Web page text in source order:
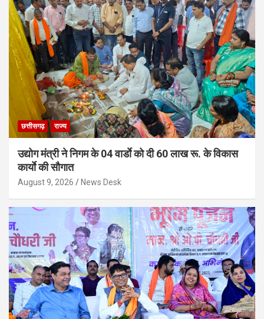
छत्तीसगढ़ राज्य
उद्योग मंत्री ने निगम के 04 वार्डाे को दी 60 लाख रू. के विकास
कार्याे की सौगात
August 9, 2026 News Desk